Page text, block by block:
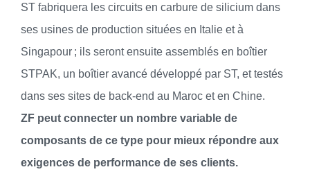
ST fabriquera les circuits en carbure de silicium dans
ses usines de production situées en Italie et à
Singapour ; ils seront ensuite assemblés en boîtier
STPAK, un boîtier avancé développé par ST, et testés
dans ses sites de back-end au Maroc et en Chine.
ZF peut connecter un nombre variable de
composants de ce type pour mieux répondre aux
exigences de performance de ses clients.